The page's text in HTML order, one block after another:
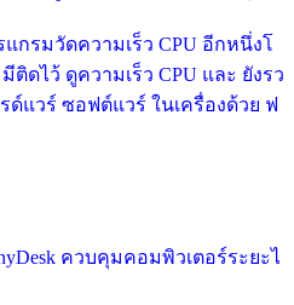
กรมวัดความเร็ว CPU อีกหนึ่งโ
ดไว้ ดูความเร็ว CPU และ ยังรว
ด์แวร์ ซอฟต์แวร์ ในเครื่องด้วย ฟ
ควบคุมคอมพิวเตอร์ระยะไ